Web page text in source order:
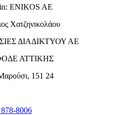
ENIKOS AE
Χατζηνικολάου
ΔΙΑΔΙΚΤΥΟΥ ΑΕ
ΑΤΤΙΚΗΣ
151 24
8006